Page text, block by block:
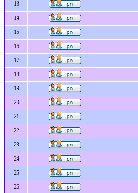
13
14
15
16
17
18
19
20
21
22
23
24
25
26